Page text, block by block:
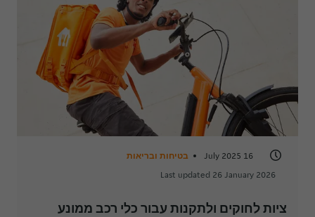
16 July 2025
בטיחות ובריאות
Last updated 26 January 2026
ציות לחוקים ולתקנות עבור כלי רכב ממונע